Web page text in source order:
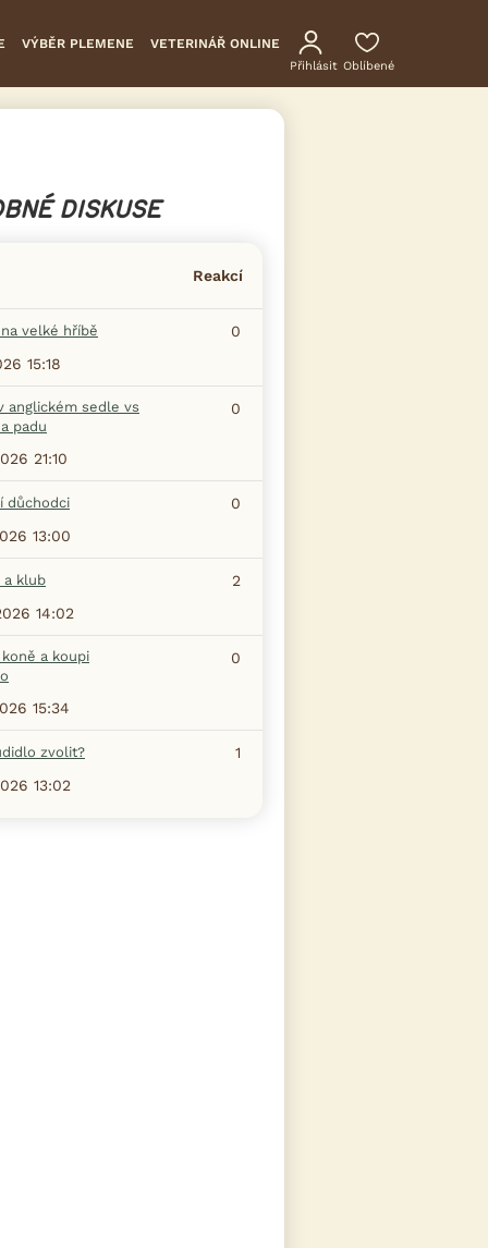
VÝBĚR PLEMENE VETERINÁŘ ONLINE
Přihlásit Oblíbené
DISKUSE
Reakcí
velké hříbě
0
15:18
anglickém sedle vs
padu
0
21:10
důchodci
0
13:00
a klub
2
14:02
a koupi
0
15:34
zvolit?
1
13:02